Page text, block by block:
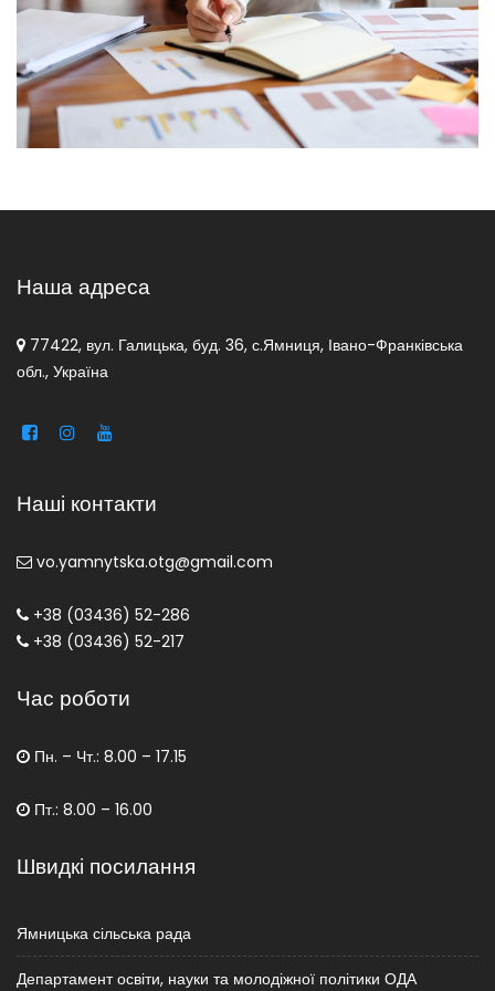
Наша адреса
77422, вул. Галицька, буд. 36, с.Ямниця, Івано-Франківська
обл., Україна
Наші контакти
vo.yamnytska.otg@gmail.com
+38 (03436) 52-286
+38 (03436) 52-217
Час роботи
Пн. – Чт.: 8.00 – 17.15
Пт.: 8.00 – 16.00
Швидкі посилання
Ямницька сільська рада
Департамент освіти, науки та молодіжної політики ОДА